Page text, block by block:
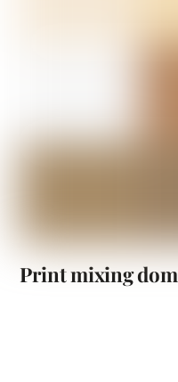
Print mixing